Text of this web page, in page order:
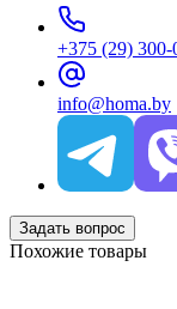
+375 (29) 300-
info@homa.by
Задать вопрос
Похожие товары